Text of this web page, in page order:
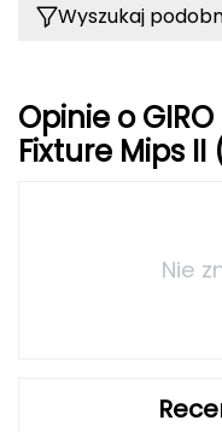
HMS PREMIUM
Haago
Wyszukaj
Opinie o
Fixture Mips II
Nie